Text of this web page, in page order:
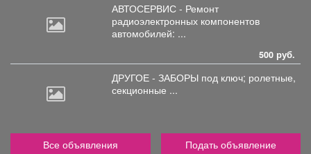
АВТОСЕРВИС - Ремонт
радиоэлектронных компонентов
автомобилей: ...
500 руб.
ДРУГОЕ - ЗАБОРЫ под ключ; ролетные,
секционные ...
Все объявления Подать объявление